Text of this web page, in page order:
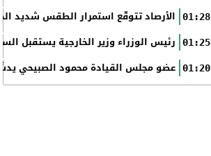
01:28 الأرصاد تتوقّع استمرار الطقس شديد
01:25 رئيس الوزراء وزير الخارجية يستقبل
01:20 عضو مجلس القيادة محمود الصبيحي